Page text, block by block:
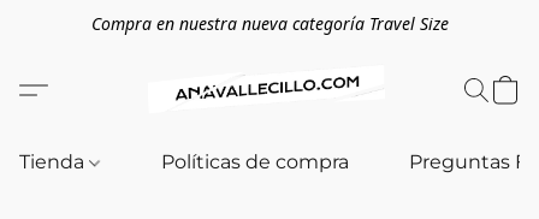
Compra en nuestra nueva categoría Travel Size
Tienda Políticas de compra Preguntas